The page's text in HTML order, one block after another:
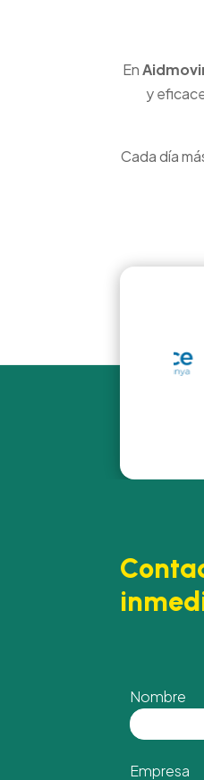
En
y
Cada día
Nombre
Empresa